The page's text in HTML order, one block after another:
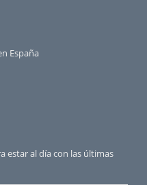
España
estar al día con las últimas